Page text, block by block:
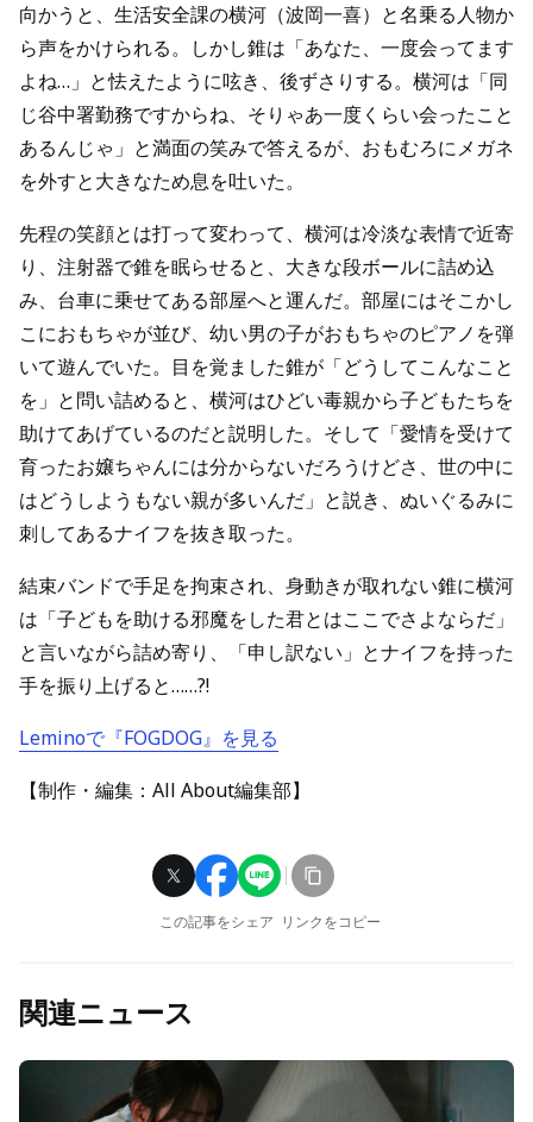
向かうと、生活安全課の横河（波岡一喜）と名乗る人物か
ら声をかけられる。しかし錐は「あなた、一度会ってます
よね…」と怯えたように呟き、後ずさりする。横河は「同
じ谷中署勤務ですからね、そりゃあ一度くらい会ったこと
あるんじゃ」と満面の笑みで答えるが、おもむろにメガネ
を外すと大きなため息を吐いた。
先程の笑顔とは打って変わって、横河は冷淡な表情で近寄
り、注射器で錐を眠らせると、大きな段ボールに詰め込
み、台車に乗せてある部屋へと運んだ。部屋にはそこかし
こにおもちゃが並び、幼い男の子がおもちゃのピアノを弾
いて遊んでいた。目を覚ました錐が「どうしてこんなこと
を」と問い詰めると、横河はひどい毒親から子どもたちを
助けてあげているのだと説明した。そして「愛情を受けて
育ったお嬢ちゃんには分からないだろうけどさ、世の中に
はどうしようもない親が多いんだ」と説き、ぬいぐるみに
刺してあるナイフを抜き取った。
結束バンドで手足を拘束され、身動きが取れない錐に横河
は「子どもを助ける邪魔をした君とはここでさよならだ」
と言いながら詰め寄り、「申し訳ない」とナイフを持った
手を振り上げると……?!
Leminoで『FOGDOG』を見る
【制作・編集：All About編集部】
この記事をシェア リンクをコピー
関連ニュース